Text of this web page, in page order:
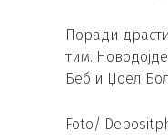
Поради
тим.
Беб и Џоел
Foto/